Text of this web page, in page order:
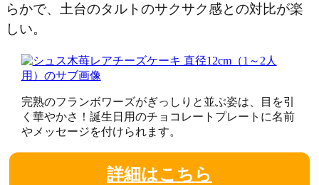
らかで、土台のタルトのサクサク感との対比が楽
しい。
完熟のフランボワーズがぎっしりと並ぶ姿は、目を引
く華やかさ！誕生日用のチョコレートプレートに名前
やメッセージを付けられます。
詳細はこちら